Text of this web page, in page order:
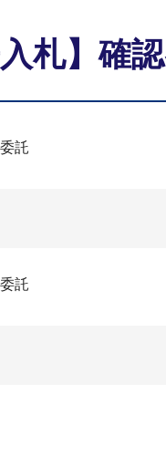
入札】確
託
託